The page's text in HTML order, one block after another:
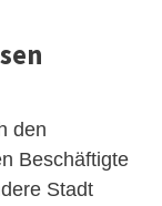
den
Beschäftigte
Stadt